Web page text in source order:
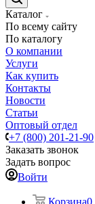
Каталог
По всему сайту
По каталогу
О компании
Услуги
Как купить
Контакты
Новости
Статьи
Оптовый отдел
+7 (800) 201-21-90
Заказать звонок
Задать вопрос
Войти
Корзина0